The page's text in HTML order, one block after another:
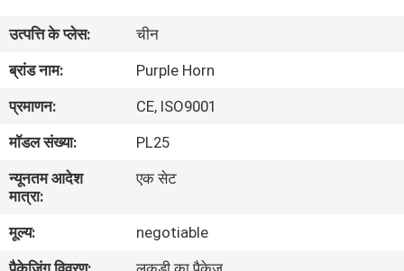
हमारे
बारे
कारखाना
उत्पत्ति के प्लेस:
चीन
ब्रांड नाम:
Purple Horn
प्रमाणन:
CE, ISO9001
मॉडल संख्या:
PL25
न्यूनतम आदेश
मात्रा:
एक सेट
मूल्य:
negotiable